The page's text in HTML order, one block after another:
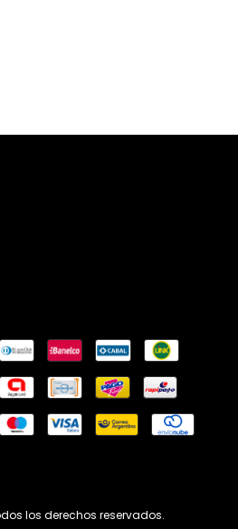
los derechos reservados.